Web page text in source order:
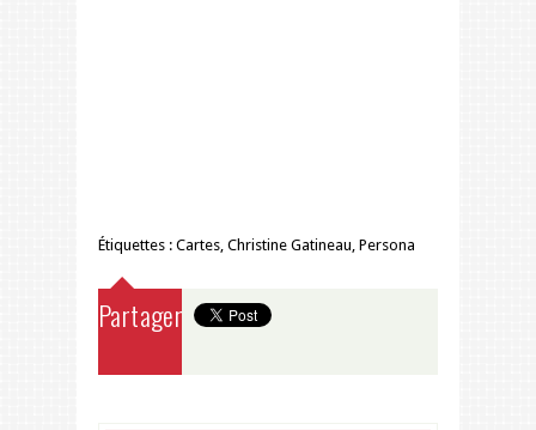
Étiquettes : Cartes Christine Gatineau Persona
Partager